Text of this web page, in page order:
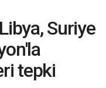
Suriye
tepki